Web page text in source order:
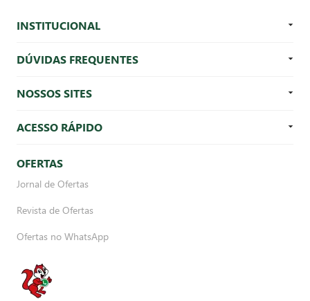
INSTITUCIONAL
DÚVIDAS FREQUENTES
NOSSOS SITES
ACESSO RÁPIDO
OFERTAS
Jornal de Ofertas
Revista de Ofertas
Ofertas no WhatsApp